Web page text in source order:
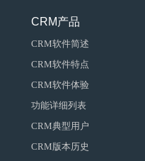
CRM产品
CRM软件简述
CRM软件特点
CRM软件体验
功能详细列表
CRM典型用户
CRM版本历史